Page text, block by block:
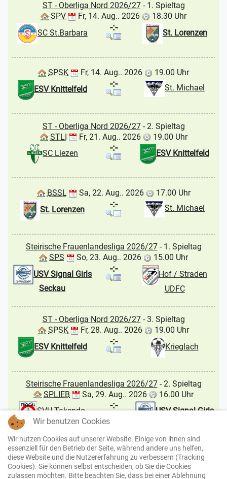
ST - Oberliga Nord 2026/27- 1. Spieltag
SPV
Fr, 14. Aug.. 2026
18.30 Uhr
SC St.Barbara
St. Lorenzen
-:-
SPSK Fr, 14. Aug.. 2026
19.00 Uhr
ESV Knittelfeld
St. Michael
-:-
ST - Oberliga Nord 2026/27- 2. Spieltag
STLI
Fr, 21. Aug.. 2026
19.00 Uhr
SC Liezen
ESV Knittelfeld
-:-
BSSL Sa, 22. Aug.. 2026
17.00 Uhr
St. Lorenzen
St. Michael
-:-
Steirische Frauenlandesliga 2026/27- 1. Spieltag
SPS
So, 23. Aug.. 2026
15.00 Uhr
USV Signal Girls
Seckau
Hof / Straden
UDFC
-:-
ST - Oberliga Nord 2026/27- 3. Spieltag
SPSK
Fr, 28. Aug.. 2026
19.00 Uhr
ESV Knittelfeld
Krieglach
-:-
Steirische Frauenlandesliga 2026/27- 2. Spieltag
SPLIEB
Sa, 29. Aug.. 2026
16.00 Uhr
SVU Takendo
Liebenau
USV Signal Girls
-:-
ST - Gebietsliga Mur 2026/27- 1. Spieltag
JLSL
Sa, 29. Aug.. 2026
17.00 Uhr
Wir benutzen Cookies
Wir nutzen Cookies auf unserer Website. Einige von ihnen sind
essenziell für den Betrieb der Seite, während andere uns helfen,
diese Website und die Nutzererfahrung zu verbessern (Tracking
Cookies). Sie können selbst entscheiden, ob Sie die Cookies
zulassen möchten. Bitte beachten Sie, dass bei einer Ablehnung